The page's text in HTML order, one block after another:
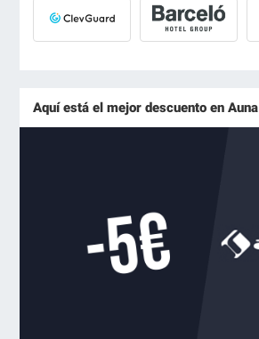
Aquí está el mejor descuento en Auna